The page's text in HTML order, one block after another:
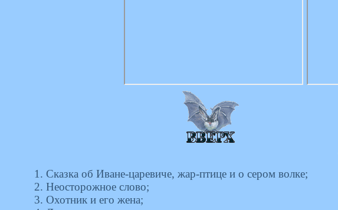
1. Сказка об Иване-царевиче, жар-птице и о сером волке;
2. Неосторожное слово;
3. Охотник и его жена;